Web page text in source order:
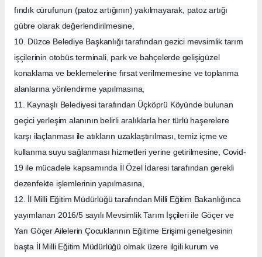
fındık cürufunun (patoz artığının) yakılmayarak, patoz artığı
gübre olarak değerlendirilmesine,
10. Düzce Belediye Başkanlığı tarafından gezici mevsimlik tarım
işçilerinin otobüs terminali, park ve bahçelerde gelişigüzel
konaklama ve beklemelerine fırsat verilmemesine ve toplanma
alanlarına yönlendirme yapılmasına,
11. Kaynaşlı Belediyesi tarafından Üçköprü Köyünde bulunan
geçici yerleşim alanının belirli aralıklarla her türlü haşerelere
karşı ilaçlanması ile atıkların uzaklaştırılması, temiz içme ve
kullanma suyu sağlanması hizmetleri yerine getirilmesine, Covid-
19 ile mücadele kapsamında İl Özel İdaresi tarafından gerekli
dezenfekte işlemlerinin yapılmasına,
12. İl Milli Eğitim Müdürlüğü tarafından Milli Eğitim Bakanlığınca
yayımlanan 2016/5 sayılı Mevsimlik Tarım İşçileri ile Göçer ve
Yarı Göçer Ailelerin Çocuklarının Eğitime Erişimi genelgesinin
başta İl Milli Eğitim Müdürlüğü olmak üzere ilgili kurum ve